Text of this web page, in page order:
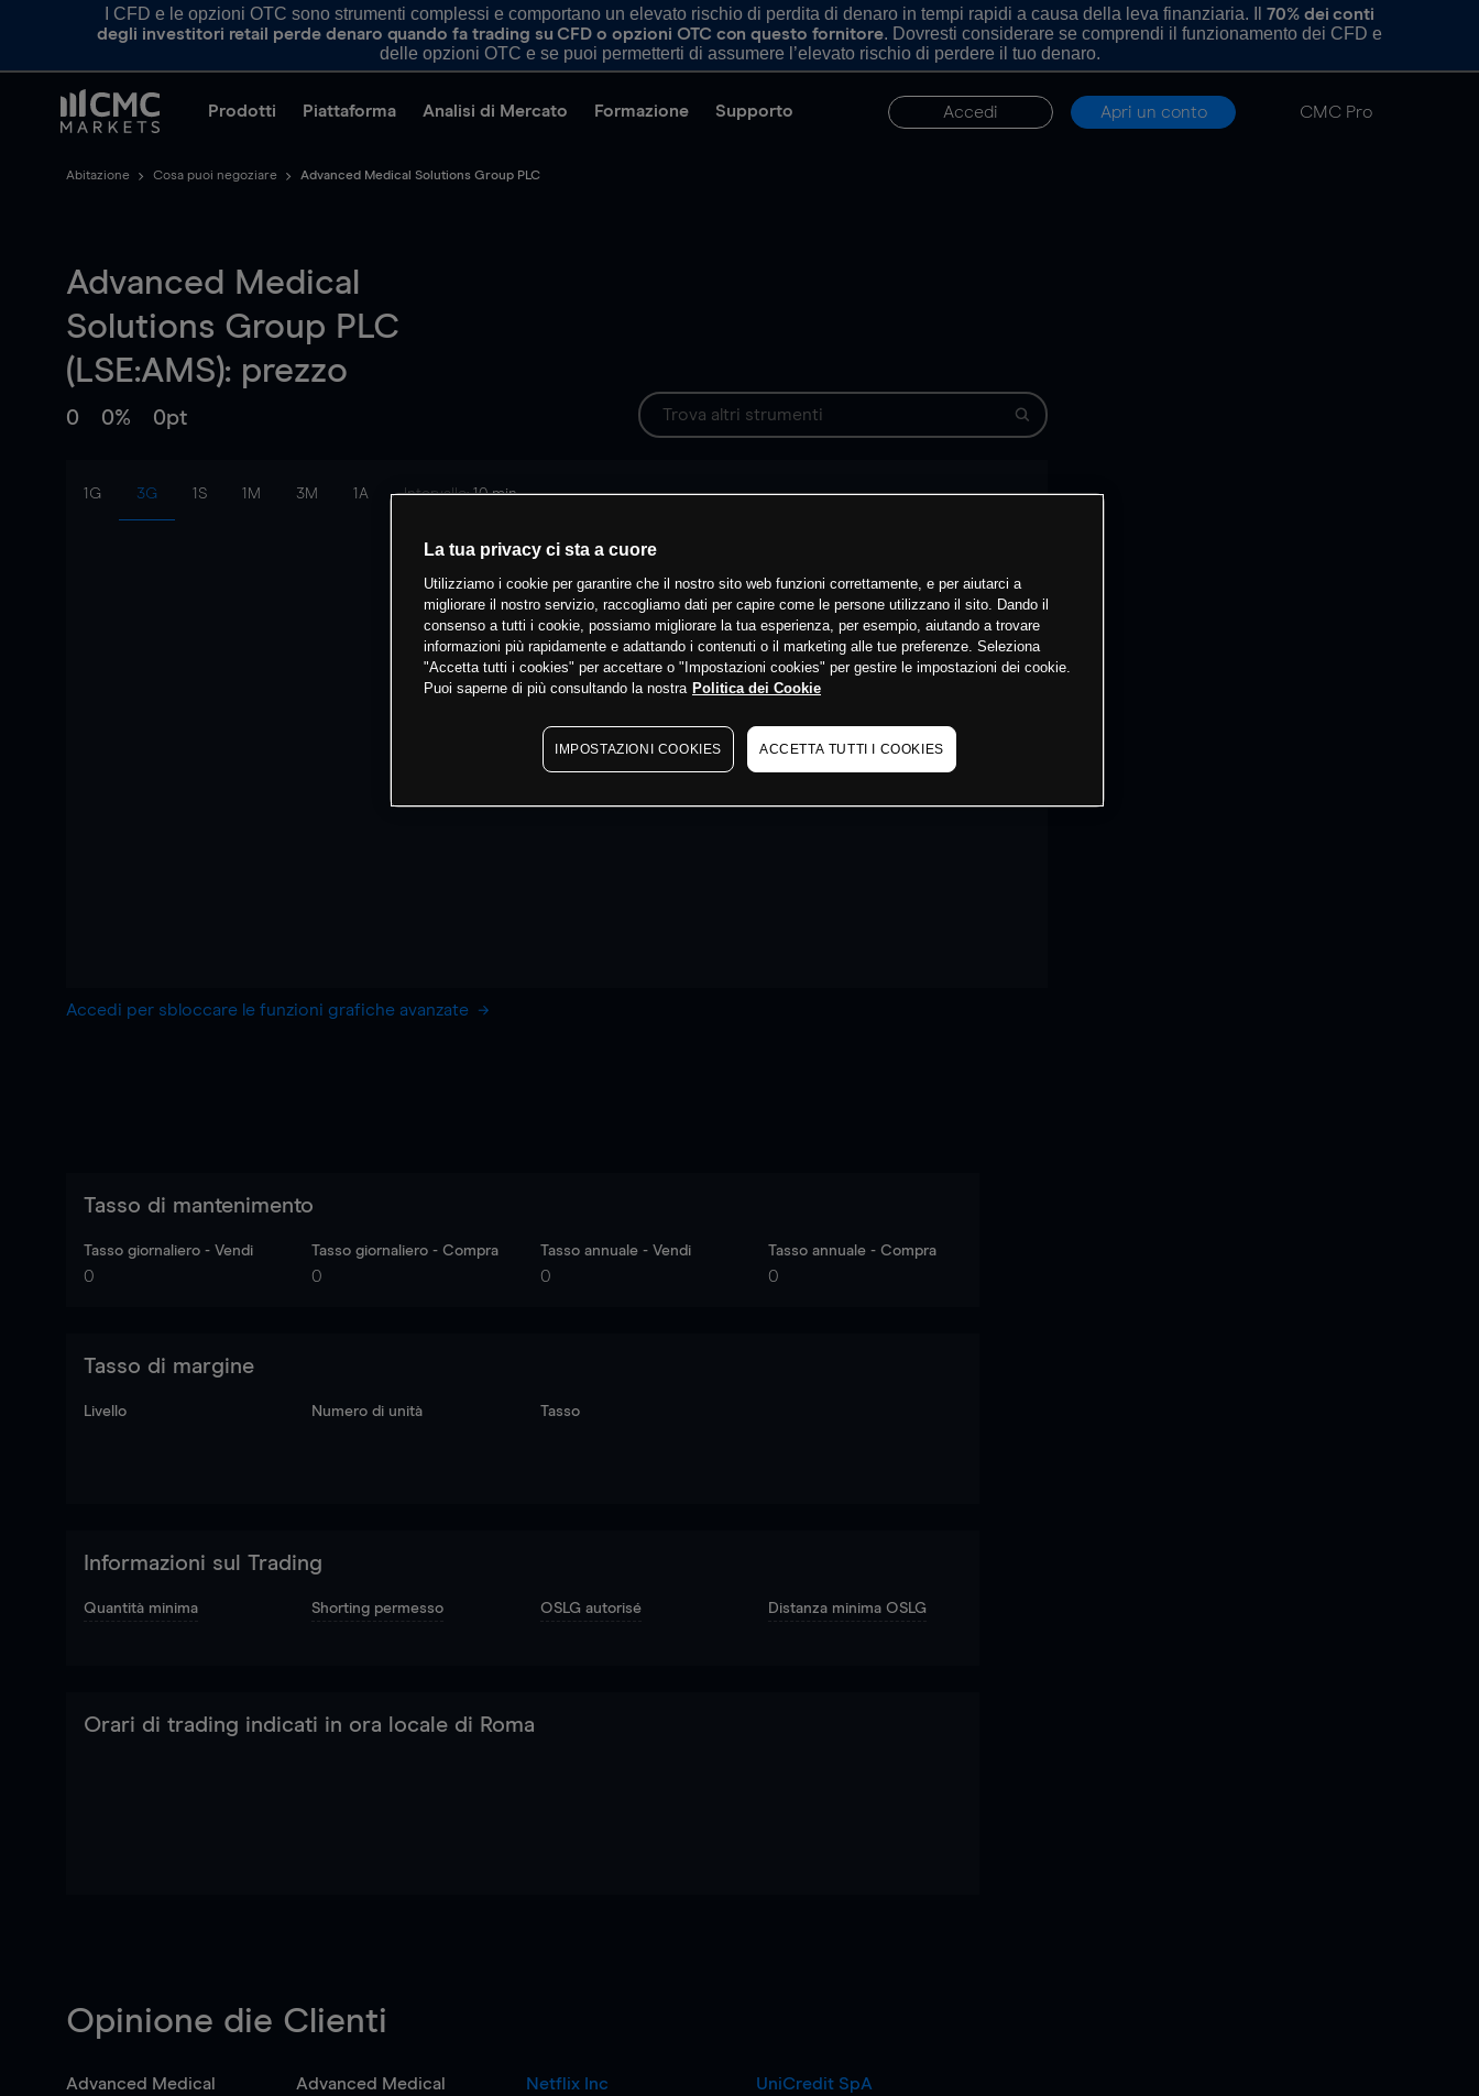
I CFD e le opzioni OTC sono strumenti complessi e comportano un elevato rischio di perdita di denaro in tempi rapidi a causa della leva finanziaria. Il 70% dei conti
degli investitori retail perde denaro quando fa trading su CFD o opzioni OTC con questo fornitore. Dovresti considerare se comprendi il funzionamento dei CFD e
delle opzioni OTC e se puoi permetterti di assumere l’elevato rischio di perdere il tuo denaro.
Prodotti Piattaforma Analisi di Mercato Formazione Supporto Accedi Apri un conto CMC Pro
Abitazione Cosa puoi negoziare Advanced Medical Solutions Group PLC
Advanced Medical
Solutions Group PLC
(LSE:AMS): prezzo
0 0% 0pt
1G 3G 1S 1M 3M 1A Intervallo:10 min
Accedi per sbloccare le funzioni grafiche avanzate
Tasso di mantenimento
Tasso giornaliero - Vendi
0
Tasso giornaliero - Compra
0
Tasso annuale - Vendi
0
Tasso annuale - Compra
0
Tasso di margine
Livello Numero di unità Tasso
Informazioni sul Trading
Quantità minima Shorting permesso OSLG autorisé Distanza minima OSLG
Orari di trading indicati in ora locale di Roma
Opinione die Clienti
Advanced Medical
Advanced Medical
Netflix Inc
UniCredit SpA
La tua privacy ci sta a cuore
Utilizziamo i cookie per garantire che il nostro sito web funzioni correttamente, e per aiutarci a
migliorare il nostro servizio, raccogliamo dati per capire come le persone utilizzano il sito. Dando il
consenso a tutti i cookie, possiamo migliorare la tua esperienza, per esempio, aiutando a trovare
informazioni più rapidamente e adattando i contenuti o il marketing alle tue preferenze. Seleziona
"Accetta tutti i cookies" per accettare o "Impostazioni cookies" per gestire le impostazioni dei cookie.
Puoi saperne di più consultando la nostra Politica dei Cookie
IMPOSTAZIONI COOKIES ACCETTA TUTTI I COOKIES